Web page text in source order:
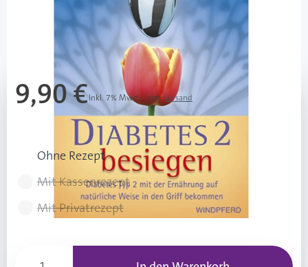
Lieferzeit 3-7 Werktage
Mehr über das Produkt
9,90 €Inkl. 7% Mwst.,zzgl.Versand
Rezeptart wählen
Ohne Rezept
Mit Kassenrezept
Mit Privatrezept